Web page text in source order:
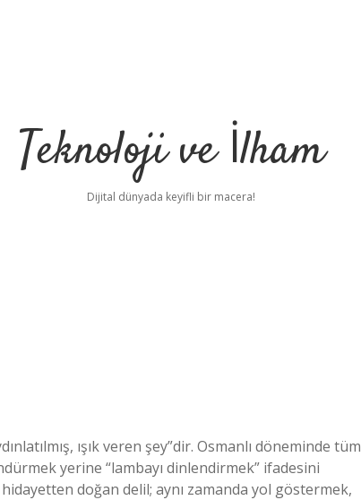
Teknoloji ve İlham
Dijital dünyada keyifli bir macera!
ışık veren şey”dir. Osmanlı döneminde tüm
yerine “lambayı dinlendirmek” ifadesini
doğan delil; aynı zamanda yol göstermek,